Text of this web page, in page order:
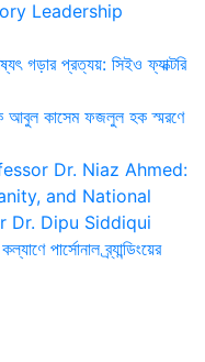
Leadership
গড়ার প্রত্যয়: সিইও ফ্যাক্টরি
আবুল কাসেম ফজলুল হক স্মরণে
Dr. Niaz Ahmed:
and National
Dr. Dipu Siddiqui
পার্সোনাল ব্র্যান্ডিংয়ের